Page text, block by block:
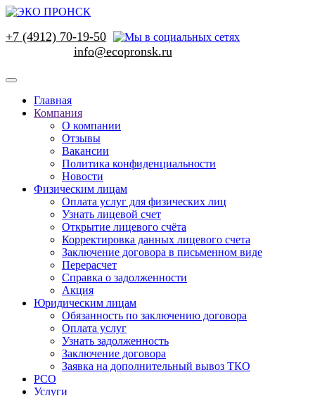
+7 (4912) 70-19-50
Главная
Компания
О компании
Отзывы
Вакансии
Политика конфиденциальности
Новости
Физическим лицам
Оплата услуг для физических лиц
Узнать лицевой счет
Открытие лицевого счёта
Корректировка данных лицевого счета
Заключение договора в письменном виде
Перерасчет
Справка о задолженности
Акция
Юридическим лицам
Обязанность по заключению договора
Оплата услуг
Узнать задолженность
Заключение договора
Заявка на дополнительный вывоз ТКО
РСО
Услуги